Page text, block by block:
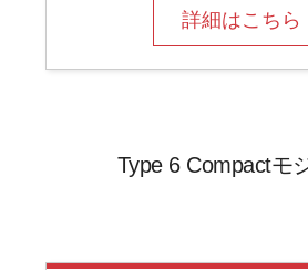
詳細はこちら
Type 6 Compactモ